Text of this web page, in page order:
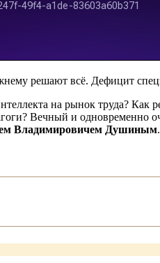
решают всё. Дефицит
на рынок труда?
Вечный и одновременно
Владимировичем Душиным.